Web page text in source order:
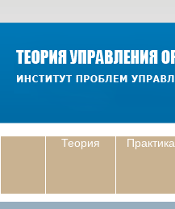
Теория Практика